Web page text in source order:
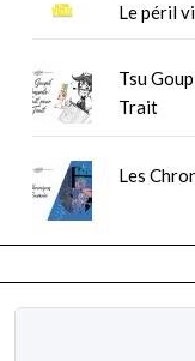
Le péril
Tsu
Trait
Les